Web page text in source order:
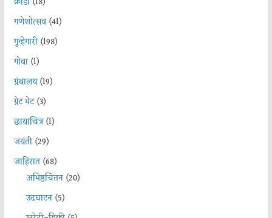
गणेशोत्सव(41)
गुन्हेगारी(198)
गोवा(1)
ग्रंथालय(19)
ग्रेट भेट(3)
छायाचित्र(1)
जयंती(29)
जाहिरात(68)
अभिष्ठचिंतन(20)
उदघाटन(5)